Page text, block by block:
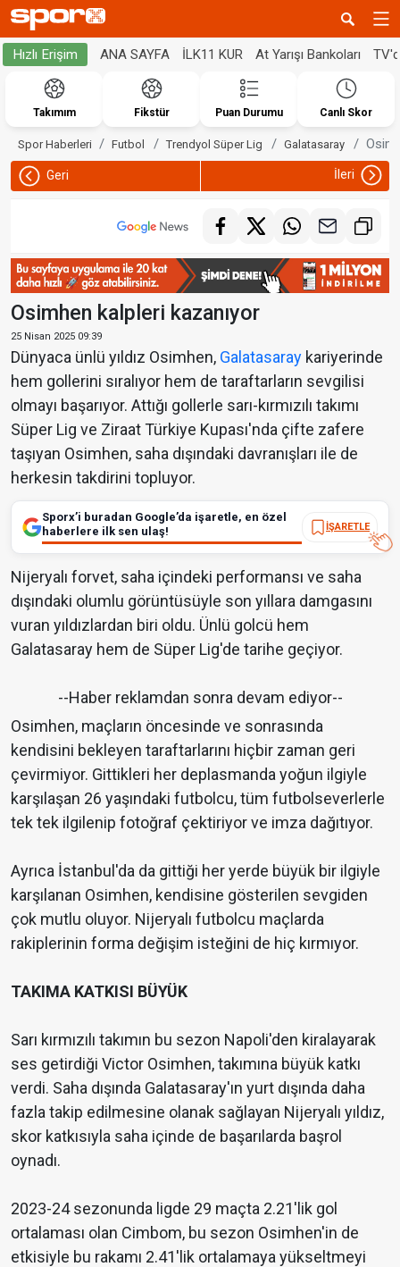
Hızlı Erişim ANA SAYFA İLK11 KUR At Yarışı Bankoları
Takımım Fikstür Puan Durumu Canlı Skor
Spor Haberleri Futbol Trendyol Süper Lig Galatasaray
Geri İleri
Osimhen kalpleri kazanıyor
25 Nisan 2025 09:39
Dünyaca ünlü yıldız Osimhen, Galatasaray kariyerinde
hem gollerini sıralıyor hem de taraftarların sevgilisi
olmayı başarıyor. Attığı gollerle sarı-kırmızılı takımı
Süper Lig ve Ziraat Türkiye Kupası'nda çifte zafere
taşıyan Osimhen, saha dışındaki davranışları ile de
herkesin takdirini topluyor.
Sporx’i buradan Google’da işaretle, en özel
haberlere ilk sen ulaş!
İŞARETLE
Nijeryalı forvet, saha içindeki performansı ve saha
dışındaki olumlu görüntüsüyle son yıllara damgasını
vuran yıldızlardan biri oldu. Ünlü golcü hem
Galatasaray hem de Süper Lig'de tarihe geçiyor.
--Haber reklamdan sonra devam ediyor--
Osimhen, maçların öncesinde ve sonrasında
kendisini bekleyen taraftarlarını hiçbir zaman geri
çevirmiyor. Gittikleri her deplasmanda yoğun ilgiyle
karşılaşan 26 yaşındaki futbolcu, tüm futbolseverlerle
tek tek ilgilenip fotoğraf çektiriyor ve imza dağıtıyor.
Ayrıca İstanbul'da da gittiği her yerde büyük bir ilgiyle
karşılanan Osimhen, kendisine gösterilen sevgiden
çok mutlu oluyor. Nijeryalı futbolcu maçlarda
rakiplerinin forma değişim isteğini de hiç kırmıyor.
TAKIMA KATKISI BÜYÜK
Sarı kırmızılı takımın bu sezon Napoli'den kiralayarak
ses getirdiği Victor Osimhen, takımına büyük katkı
verdi. Saha dışında Galatasaray'ın yurt dışında daha
fazla takip edilmesine olanak sağlayan Nijeryalı yıldız,
skor katkısıyla saha içinde de başarılarda başrol
oynadı.
2023-24 sezonunda ligde 29 maçta 2.21'lik gol
ortalaması olan Cimbom, bu sezon Osimhen'in de
etkisiyle bu rakamı 2.41'lik ortalamaya yükseltmeyi